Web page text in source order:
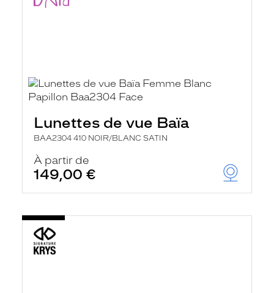
Lunettes de vue Baïa
BAA2304 410 NOIR/BLANC SATIN
À partir de
149,00 €